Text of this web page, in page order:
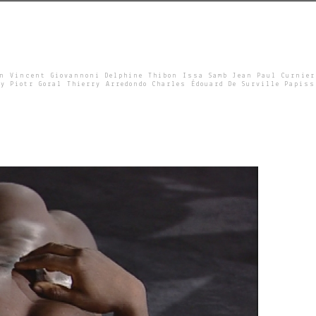
Vincent Giovannoni Delphine Thibon Issa Samb Jean Paul Curnier
Piotr Goral Thierry Arredondo Charles Édouard De Surville Papiss